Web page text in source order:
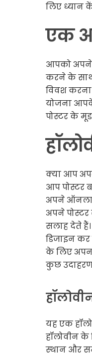
लिए ध्यान
एक
आपको अपने
करने के
विवश करना
योजना
पोस्टर के
क्या आप
आप पोस्टर
अपने
अपने
सलाह देते
डिजाइन
के लिए
कुछ
यह एक
हॉलोवीन के
स्थान और